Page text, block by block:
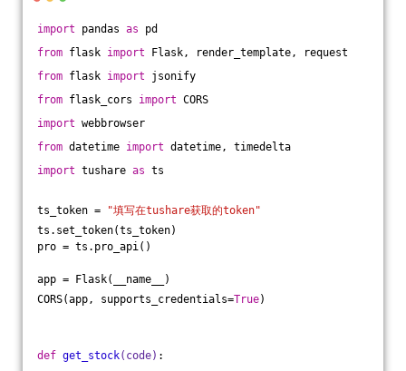
import pandas as pd
from flask import Flask, render_template, request
from flask import jsonify
from flask_cors import CORS
import webbrowser
from datetime import datetime, timedelta
import tushare as ts
ts_token =
"填写在tushare获取的token"
ts.set_token(ts_token)
pro = ts.pro_api()
app = Flask(__name__)
CORS(app, supports_credentials=True)
def get_stock(code) :